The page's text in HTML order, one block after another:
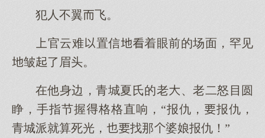
犯人不翼飞。
官云难置信着眼前的场面，罕见
皱了眉头。
在他身边，青城夏氏的老、老二怒目圆
睁，手指节握格格直响，“报仇，报仇，
青城派就算死光，找那婆娘报仇！”